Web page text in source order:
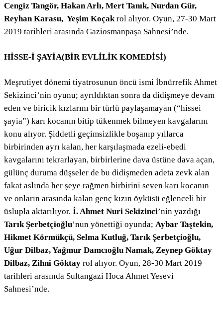
Cengiz Tangör, Hakan Arlı, Mert Tanık, Nurdan Gür,
Reyhan Karasu, Yeşim Koçakrol alıyor. Oyun, 27-30 Mart
2019 tarihleri arasında Gaziosmanpaşa Sahnesi’nde.
HİSSE-İ ŞAYİA(BİR EVLİLİK KOMEDİSİ)
Meşrutiyet dönemi tiyatrosunun öncü ismi İbnürrefik Ahmet
Sekizinci’nin oyunu; ayrıldıktan sonra da didişmeye devam
eden ve biricik kızlarını bir türlü paylaşamayan (“hissei
şayia”) karı kocanın bitip tükenmek bilmeyen kavgalarını
konu alıyor. Şiddetli geçimsizlikle boşanıp yıllarca
birbirinden ayrı kalan, her karşılaşmada ezeli-ebedi
kavgalarını tekrarlayan, birbirlerine dava üstüne dava açan,
gülünç duruma düşseler de bu didişmeden adeta zevk alan
fakat aslında her şeye rağmen birbirini seven karı kocanın
ve onların arasında kalan genç kızın öyküsü eğlenceli bir
üslupla aktarılıyor. İ. Ahmet Nuri Sekizinci’nin yazdığı
Tarık Şerbetçioğlu’nun yönettiği oyunda; Aybar Taştekin,
Hikmet Körmükçü, Selma Kutluğ, Tarık Şerbetçioğlu,
Uğur Dilbaz, Yağmur Damcıoğlu Namak, Zeynep Göktay
Dilbaz, Zihni Göktay rol alıyor. Oyun, 28-30 Mart 2019
tarihleri arasında Sultangazi Hoca Ahmet Yesevi
Sahnesi’nde.